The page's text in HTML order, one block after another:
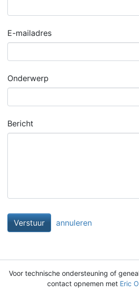
E-mailadres
Onderwerp
Bericht
Verstuur annuleren
Voor technische ondersteuning of
contact opnemen met Eric